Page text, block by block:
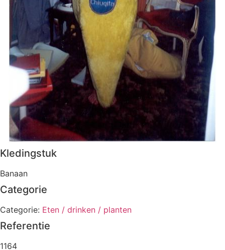
Kledingstuk
Banaan
Categorie
Categorie: Eten / drinken / planten
Referentie
1164